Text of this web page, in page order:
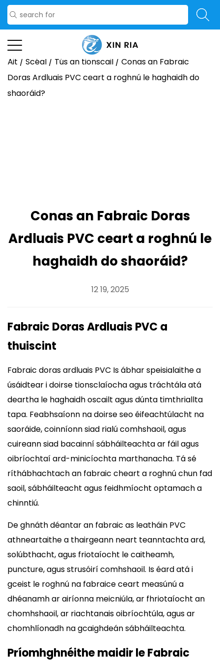
Áit / Scéal / Tús an tionscail / Conas an Fabraic
Doras Ardluais PVC ceart a roghnú le haghaidh do
shaoráid?
Conas an Fabraic Doras
Ardluais PVC ceart a roghnú le
haghaidh do shaoráid?
12 19, 2025
Fabraic Doras Ardluais PVC a
thuiscint
Fabraic doras ardluais PVC Is ábhar speisialaithe a
úsáidtear i doirse tionsclaíocha agus tráchtála atá
deartha le haghaidh oscailt agus dúnta timthriallta
tapa. Feabhsaíonn na doirse seo éifeachtúlacht na
saoráide, coinníonn siad rialú comhshaoil, agus
cuireann siad bacainní sábháilteachta ar fáil agus
oibríochtaí ard-minicíochta marthanacha. Tá sé
ríthábhachtach an fabraic cheart a roghnú chun fad
saoil, sábháilteacht agus feidhmíocht optamach a
chinntiú.
De ghnáth déantar an fabraic as leatháin PVC
athneartaithe a thairgeann neart teanntachta ard,
solúbthacht, agus friotaíocht le caitheamh,
puncture, agus strusóirí comhshaoil. Is éard atá i
gceist le roghnú na fabraice ceart measúnú a
dhéanamh ar airíonna meicniúla, ar fhriotaíocht an
chomhshaoil, ar riachtanais oibríochtúla, agus ar
chomhlíonadh na gcaighdeán sábháilteachta.
Príomhghnéithe maidir le Fabraic